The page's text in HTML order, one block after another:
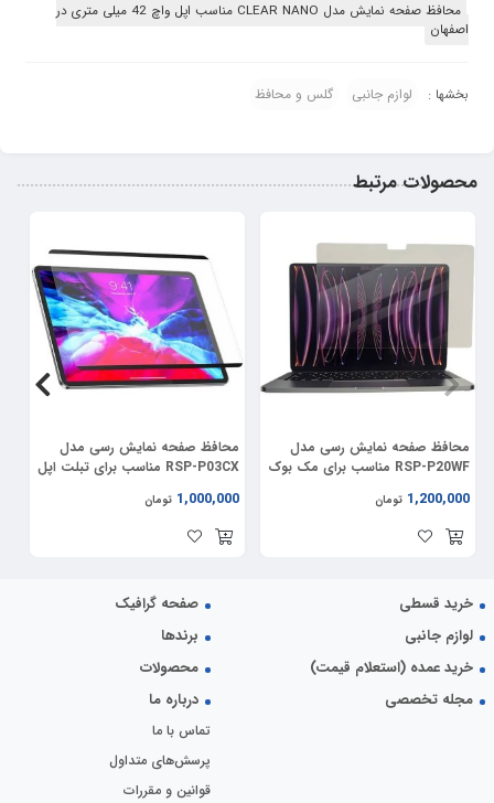
محافظ صفحه نمایش مدل CLEAR NANO مناسب اپل واچ 42 میلی متری در
اصفهان
بخشها : لوازم جانبی گلس و محافظ
محصولات مرتبط
محافظ صفحه نمایش رسی مدل
RSP-P20WF مناسب برای مک بوک
1,200,000 تومان
محافظ صفحه نمایش رسی مدل
RSP-P03CX مناسب برای تبلت اپل
1,000,000 تومان
خرید قسطی
صفحه گرافیک
لوازم جانبی
برندها
خرید عمده (استعلام قیمت)
محصولات
مجله تخصصی
درباره ما
تماس با ما
پرسش‌های متداول
قوانین و مقررات